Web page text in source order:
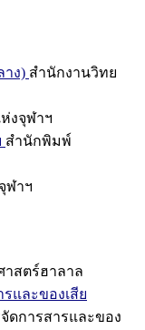
ง) สำนักงานวิทย
งจุฬาฯ
สำนักพิมพ์
ฬาฯ
าสตร์ฮาลาล
และของเสีย
ดการสารและของ